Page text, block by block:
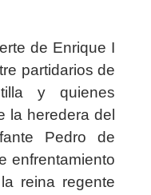
de Enrique I
partidarios de
y quienes
la heredera del
Pedro de
enfrentamiento
reina regente